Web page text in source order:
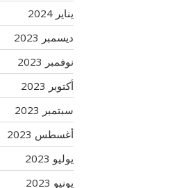
يناير 2024
ديسمبر 2023
نوفمبر 2023
أكتوبر 2023
سبتمبر 2023
أغسطس 2023
يوليو 2023
يونيو 2023